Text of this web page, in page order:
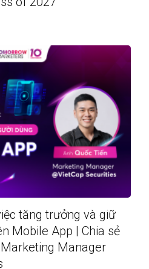
tăng trưởng và giữ
Mobile App | Chia sẻ
Manager